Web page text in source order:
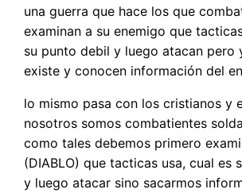
una guerra que hace los que
examinan a su enemigo que
su punto debil y luego atacan pero
existe y conocen información del
lo mismo pasa con los cristianos y
nosotros somos combatientes
como tales debemos primero
(DIABLO) que tacticas usa, cual es
y luego atacar sino sacarmos